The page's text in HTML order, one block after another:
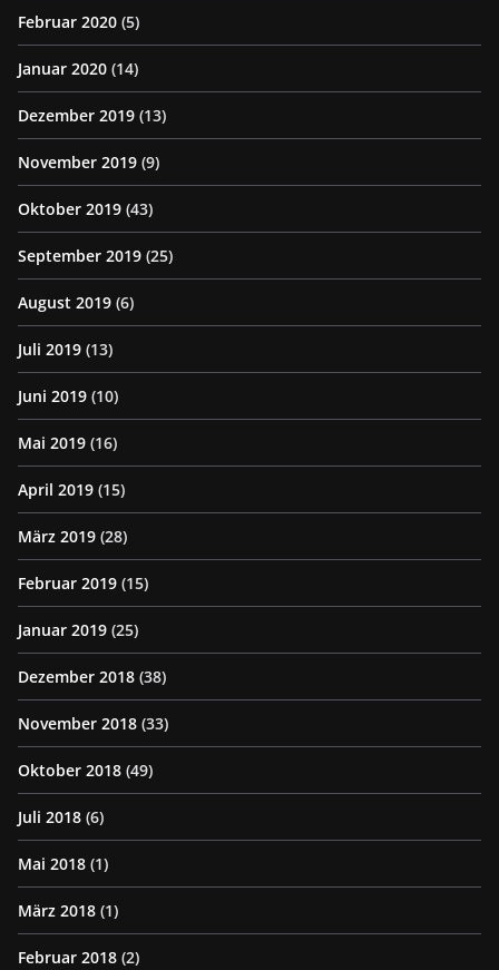
Februar 2020 (5)
Januar 2020 (14)
Dezember 2019 (13)
November 2019 (9)
Oktober 2019 (43)
September 2019 (25)
August 2019 (6)
Juli 2019 (13)
Juni 2019 (10)
Mai 2019 (16)
April 2019 (15)
März 2019 (28)
Februar 2019 (15)
Januar 2019 (25)
Dezember 2018 (38)
November 2018 (33)
Oktober 2018 (49)
Juli 2018 (6)
Mai 2018 (1)
März 2018 (1)
Februar 2018 (2)